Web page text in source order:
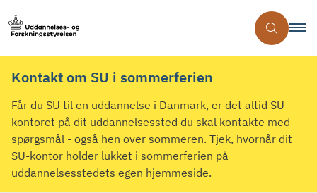
Kontakt om SU i sommerferien
Får du SU til en uddannelse i Danmark, er det altid SU-
kontoret på dit uddannelsessted du skal kontakte med
spørgsmål - også hen over sommeren. Tjek, hvornår dit
SU-kontor holder lukket i sommerferien på
uddannelsesstedets egen hjemmeside.